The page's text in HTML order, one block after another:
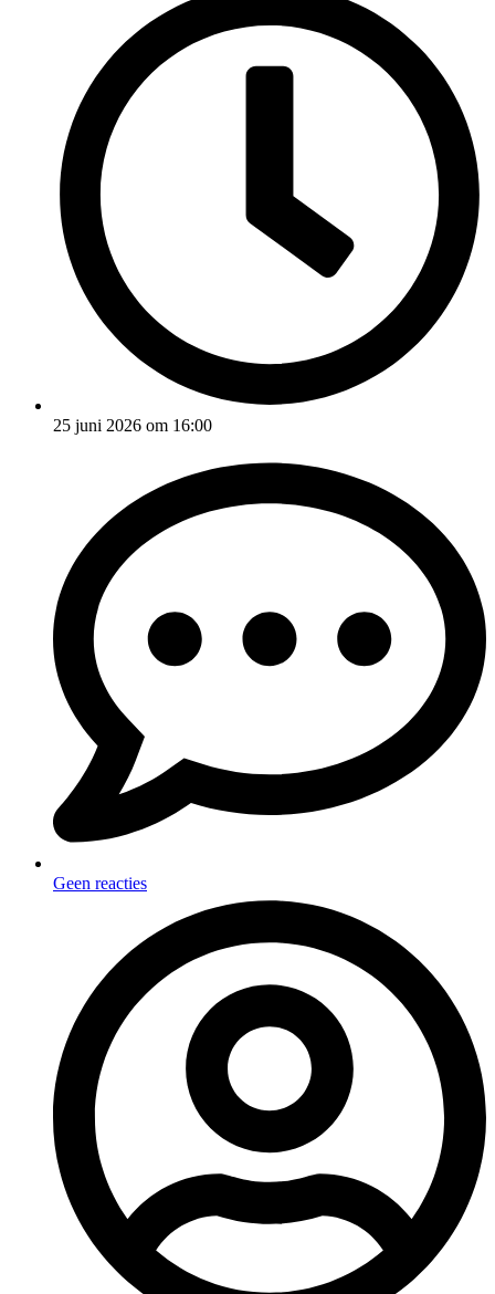
25 juni 2026 om 16:00
Geen reacties